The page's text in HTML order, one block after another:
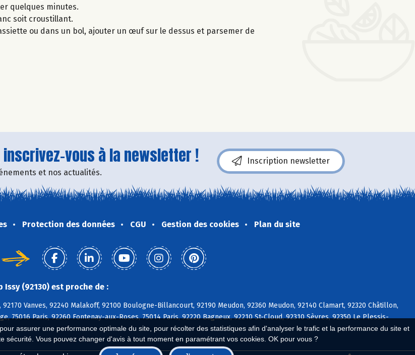
assurer une performance optimale du site, pour récolter des statistiques afin d'analyser le trafic et la performance du site et
sécurité. Vous pouvez changer d'avis à tout moment en paramétrant vos cookies. OK pour vous ?
quelques minutes.
soit croustillant.
ou dans un bol, ajouter un œuf sur le dessus et parsemer de
vous à la newsletter !
et nos actualités.
Inscription newsletter
Protection des données CGU Gestion des cookies Plan du site
(92130) est proche de :
Vanves, 92240 Malakoff, 92100 Boulogne-Billancourt, 92190 Meudon, 92360 Meudon, 92140 Clamart, 92320 Châtillon,
75016 Paris, 92260 Fontenay-aux-Roses, 75014 Paris, 92220 Bagneux, 92210 St-Cloud, 92310 Sèvres, 92350 Le Plessis-